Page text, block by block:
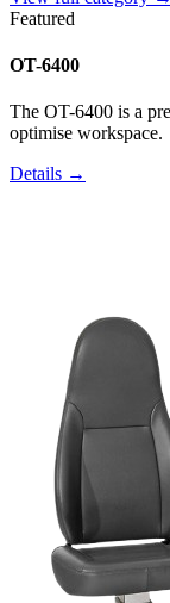
Featured
OT-6400
The OT-6400 is a
optimise workspace.
Details →